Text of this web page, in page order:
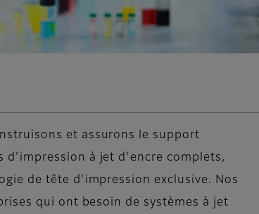
et assurons le support
d'impression à jet d'encre complets,
de tête d'impression exclusive. Nos
qui ont besoin de systèmes à jet